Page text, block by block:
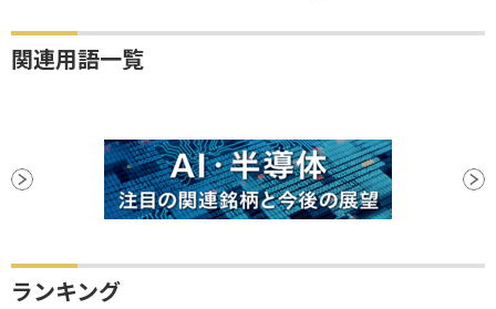
関連用語一覧
ランキング